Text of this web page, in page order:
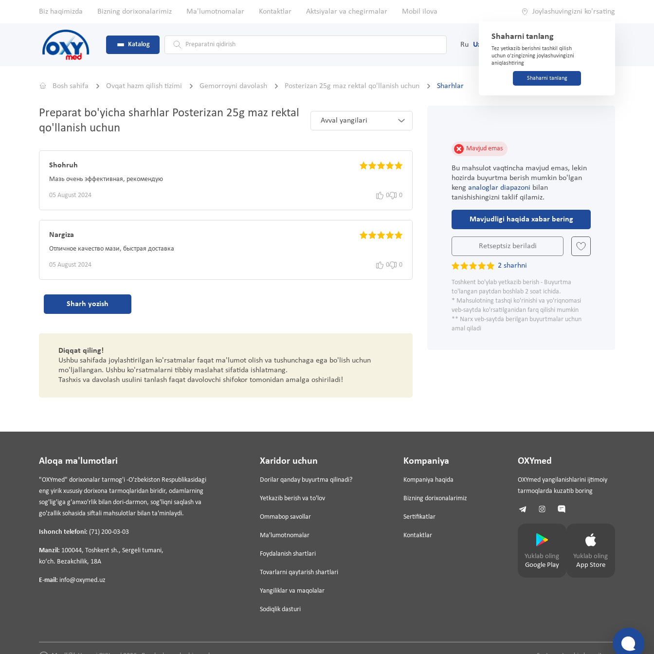
Biz haqimizda Bizning dorixonalarimiz Ma'lumotnomalar Kontaktlar Aktsiyalar va chegirmalar Mobil ilova Joylashuvingizni ko'rsating
Shaharni tanlang
Tez yetkazib berishni tashkil qilish
uchun o'zingizning joylashuvingizni
aniqlashtiring
Shaharni tanlang
Katalog Ru Uz (71) 200-03-03
Bosh sahifa Ovqat hazm qilish tizimi Gemorroyni davolash Posterizan 25g maz rektal qo'llanish uchun Sharhlar
Preparat bo'yicha sharhlar Posterizan 25g maz rektal
qo'llanish uchun
Avval yangilari
Shohruh
Мазь очень эффективная, рекомендую
05 August 2024 0 0
Nargiza
Отличное качество мази, быстрая доставка
05 August 2024 0 0
Sharh yozish
Diqqat qiling!
Ushbu sahifada joylashtirilgan ko'rsatmalar faqat ma'lumot olish va tushunchaga ega bo'lish uchun
mo'ljallangan. Ushbu ko'rsatmalarni tibbiy maslahat sifatida ishlatmang.
Tashxis va davolash usulini tanlash faqat davolovchi shifokor tomonidan amalga oshiriladi!
Mavjud emas
Bu mahsulot vaqtincha mavjud emas, lekin
hozirda buyurtma berish mumkin bo'lgan
keng analoglar diapazoni bilan
tanishishingizni taklif qilamiz.
Mavjudligi haqida xabar bering
Retseptsiz beriladi
2 sharhni
Toshkent bo'ylab yetkazib berish - Buyurtma
to'langan paytdan boshlab 2 soat ichida.
* Mahsulotning tashqi ko'rinishi va yo'riqnomasi
veb-saytda ko'rsatilganidan farq qilishi mumkin
** Narx veb-saytda berilgan buyurtmalar uchun
amal qiladi
Aloqa ma'lumotlari
"OXYmed" dorixonalar tarmog'i -O'zbekiston Respublikasidagi
eng yirik xususiy dorixona tarmoqlaridan biridir, odamlarning
sog'lig'iga g'amxo'rlik bilan dori-darmon, sog'liqni saqlash va
go'zallik sohasida siftali mahsulotlar bilan ta'minlaydi.
Ishonch telefoni: (71) 200-03-03
Manzil: 100044, Toshkent sh., Sergeli tumani,
koʻch. Bezakchilik, 18A
E-mail: info@oxymed.uz
Xaridor uchun
Dorilar qanday buyurtma qilinadi?
Yetkazib berish va to'lov
Ommabop savollar
Ma'lumotnomalar
Foydalanish shartlari
Tovarlarni qaytarish shartlari
Yangiliklar va maqolalar
Sodiqlik dasturi
Kompaniya
Kompaniya haqida
Bizning dorixonalarimiz
Sertifikatlar
Kontaktlar
OXYmed
OXYmed yangilanishlarini ijtimoiy
tarmoqlarda kuzatib boring
Yuklab oling
Google Play
Yuklab oling
App Store